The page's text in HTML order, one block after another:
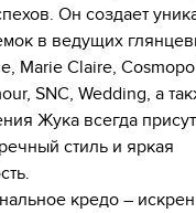
Он создает
в ведущих
Marie Claire,
SNC, Wedding, а
Жука всегда
стиль и яркая
кредо –